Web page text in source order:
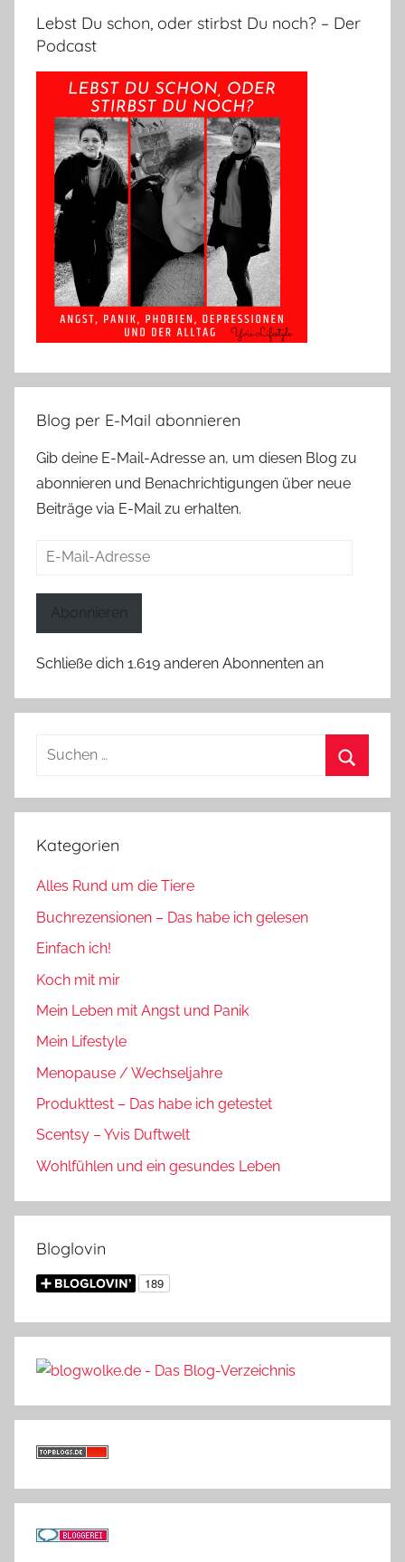
Lebst Du schon, oder stirbst Du noch? – Der
Podcast
Blog per E-Mail abonnieren
Gib deine E-Mail-Adresse an, um diesen Blog zu
abonnieren und Benachrichtigungen über neue
Beiträge via E-Mail zu erhalten.
E-
Abonnieren
Schließe dich 1.619 anderen Abonnenten an
Suchen
Kategorien
Alles Rund um die Tiere
Buchrezensionen – Das habe ich gelesen
Einfach ich!
Koch mit mir
Mein Leben mit Angst und Panik
Mein Lifestyle
Menopause / Wechseljahre
Produkttest – Das habe ich getestet
Scentsy – Yvis Duftwelt
Wohlfühlen und ein gesundes Leben
Bloglovin